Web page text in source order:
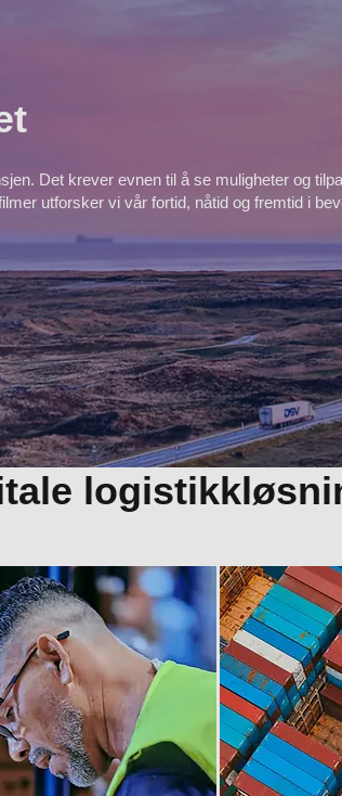
Det krever evnen til å se muligheter og
utforsker vi vår fortid, nåtid og fremtid i